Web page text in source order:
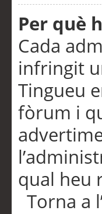
Per què
Cada
infringit
Tingueu
fòrum i
qual heu
Torna a